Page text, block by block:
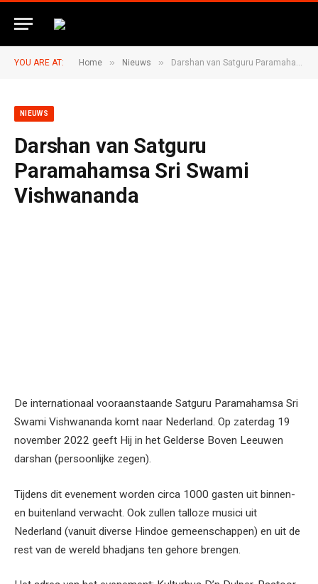
YOU ARE AT: Home » Nieuws » Darshan van Satguru Paramahamsa Sri Swami Vishwananda
NIEUWS
Darshan van Satguru
Paramahamsa Sri Swami
Vishwananda
De internationaal vooraanstaande Satguru Paramahamsa Sri
Swami Vishwananda komt naar Nederland. Op zaterdag 19
november 2022 geeft Hij in het Gelderse Boven Leeuwen
darshan (persoonlijke zegen).
Tijdens dit evenement worden circa 1000 gasten uit binnen-
en buitenland verwacht. Ook zullen talloze musici uit
Nederland (vanuit diverse Hindoe gemeenschappen) en uit de
rest van de wereld bhadjans ten gehore brengen.